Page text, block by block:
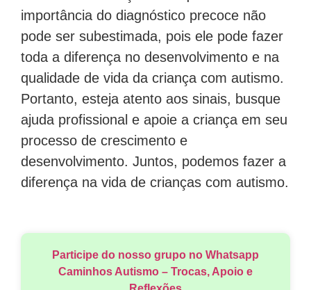
importância do diagnóstico precoce não
pode ser subestimada, pois ele pode fazer
toda a diferença no desenvolvimento e na
qualidade de vida da criança com autismo.
Portanto, esteja atento aos sinais, busque
ajuda profissional e apoie a criança em seu
processo de crescimento e
desenvolvimento. Juntos, podemos fazer a
diferença na vida de crianças com autismo.
Participe do nosso grupo no Whatsapp
Caminhos Autismo – Trocas, Apoio e
Reflexões